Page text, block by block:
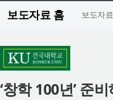
보도자료 홈 보도자
‘창학 100년’ 준